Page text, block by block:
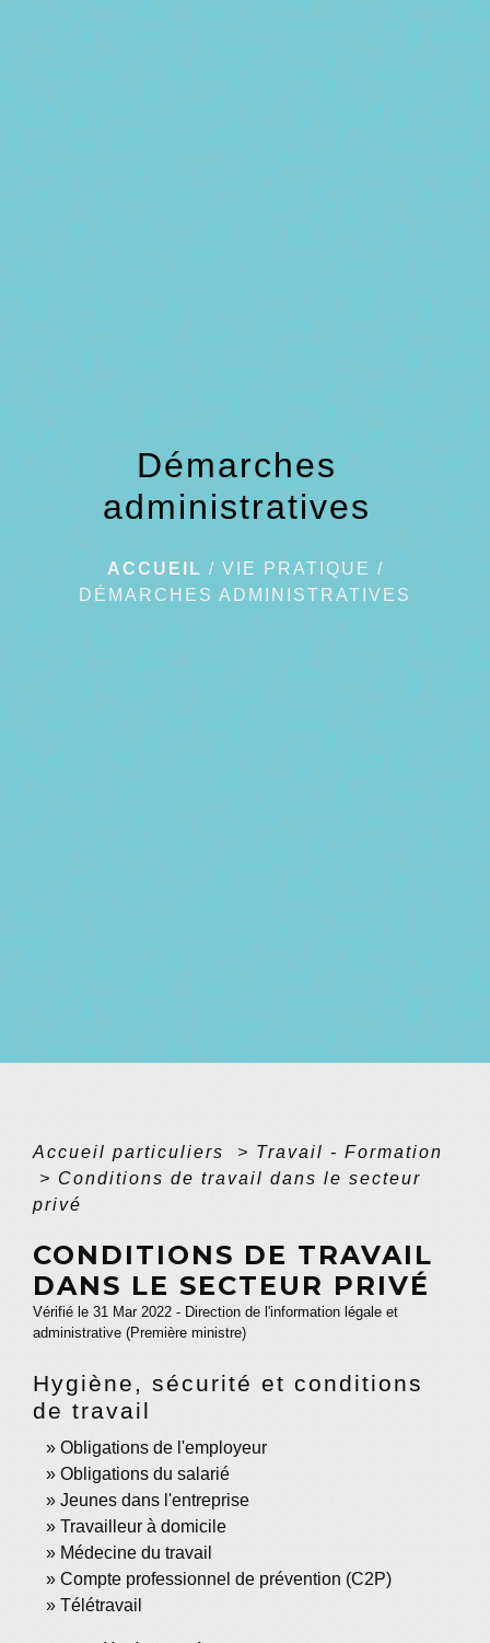
Démarches
administratives
ACCUEIL / VIE PRATIQUE /
DÉMARCHES ADMINISTRATIVES
Accueil particuliers > Travail - Formation
> Conditions de travail dans le secteur
privé
CONDITIONS DE TRAVAIL
DANS LE SECTEUR PRIVÉ
Vérifié le 31 Mar 2022 - Direction de l'information légale et
administrative (Première ministre)
Hygiène, sécurité et conditions
de travail
Obligations de l'employeur
Obligations du salarié
Jeunes dans l'entreprise
Travailleur à domicile
Médecine du travail
Compte professionnel de prévention (C2P)
Télétravail